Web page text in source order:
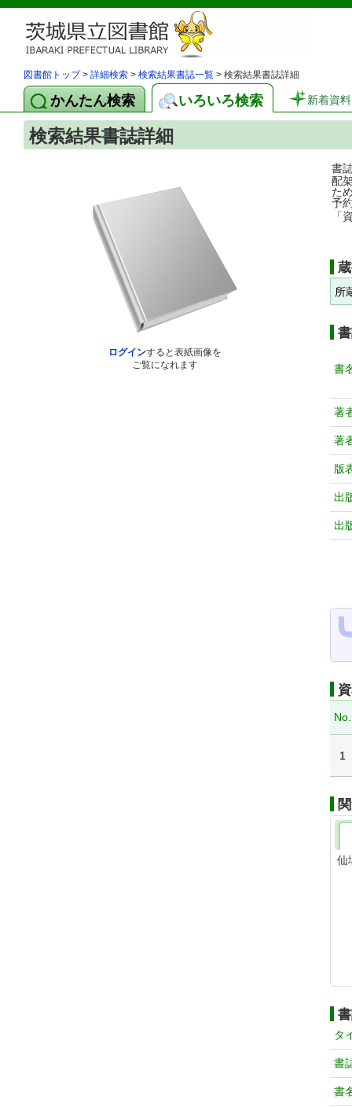
図書館トップ> 詳細検索 > 検索結果書誌一覧 > 検索結果書誌詳細
かんたん検索 いろいろ検索 新着資料
検索結果書誌詳細
ログインすると表紙画像を
ご覧になれます
書
配
た
予
「
所
書
著
著
版
出
出
No.
1
仙
タ
書
書